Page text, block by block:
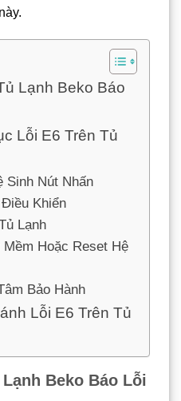
Lạnh Beko Báo
Lỗi E6 Trên Tủ
Sinh Nút Nhấn
Khiển
Lạnh
Mềm Hoặc Reset Hệ
Bảo Hành
Lỗi E6 Trên Tủ
Beko Báo Lỗi